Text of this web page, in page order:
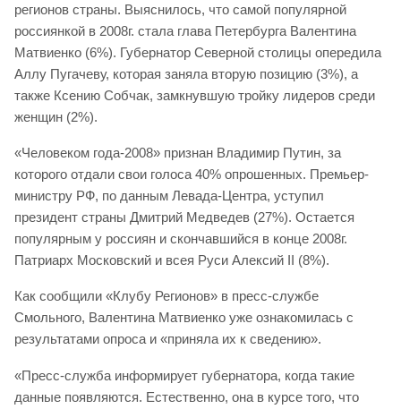
регионов страны. Выяснилось, что самой популярной
россиянкой в 2008г. стала глава Петербурга Валентина
Матвиенко (6%). Губернатор Северной столицы опередила
Аллу Пугачеву, которая заняла вторую позицию (3%), а
также Ксению Собчак, замкнувшую тройку лидеров среди
женщин (2%).
«Человеком года-2008» признан Владимир Путин, за
которого отдали свои голоса 40% опрошенных. Премьер-
министру РФ, по данным Левада-Центра, уступил
президент страны Дмитрий Медведев (27%). Остается
популярным у россиян и скончавшийся в конце 2008г.
Патриарх Московский и всея Руси Алексий II (8%).
Как сообщили «Клубу Регионов» в пресс-службе
Смольного, Валентина Матвиенко уже ознакомилась с
результатами опроса и «приняла их к сведению».
«Пресс-служба информирует губернатора, когда такие
данные появляются. Естественно, она в курсе того, что